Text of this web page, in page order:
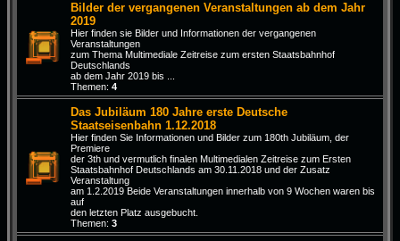
Bilder der vergangenen Veranstaltungen ab dem Jahr
2019
Hier finden sie Bilder und Informationen der vergangenen
Veranstaltungen
zum Thema Multimediale Zeitreise zum ersten Staatsbahnhof
Deutschlands
ab dem Jahr 2019 bis ...
Themen: 4
Das Jubiläum 180 Jahre erste Deutsche
Staatseisenbahn 1.12.2018
Hier finden Sie Informationen und Bilder zum 180th Jubiläum, der
Premiere
der 3th und vermutlich finalen Multimedialen Zeitreise zum Ersten
Staatsbahnhof Deutschlands am 30.11.2018 und der Zusatz
Veranstaltung
am 1.2.2019 Beide Veranstaltungen innerhalb von 9 Wochen waren bis
auf
den letzten Platz ausgebucht.
Themen: 3